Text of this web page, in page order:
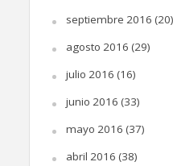
septiembre 2016 (20)
agosto 2016 (29)
julio 2016 (16)
junio 2016 (33)
mayo 2016 (37)
abril 2016 (38)